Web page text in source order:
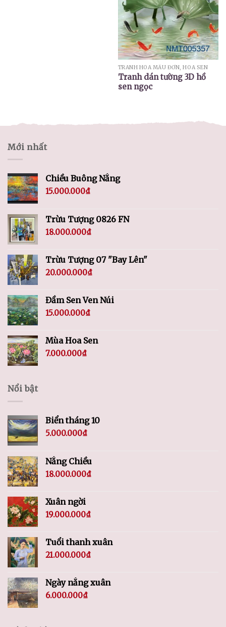
TRANH HOA MẪU ĐƠN, HOA SEN
Tranh dán tường 3D hồ
sen ngọc
Mới nhất
Chiều Buông Nắng
15.000.000₫
Trừu Tượng 0826 FN
18.000.000₫
Trừu Tượng 07 "Bay Lên"
20.000.000₫
Đầm Sen Ven Núi
15.000.000₫
Mùa Hoa Sen
7.000.000₫
Nổi bật
Biển tháng 10
5.000.000₫
Nắng Chiều
18.000.000₫
Xuân ngời
19.000.000₫
Tuổi thanh xuân
21.000.000₫
Ngày nắng xuân
6.000.000₫